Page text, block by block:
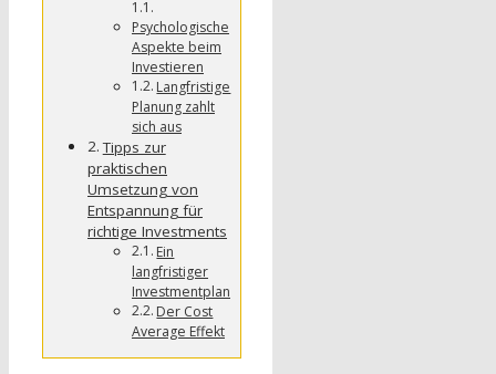
Psychologische
Aspekte beim
Investieren
Langfristige
Planung zahlt
sich aus
Tipps zur
praktischen
Umsetzung von
Entspannung für
richtige Investments
Ein
langfristiger
Investmentplan
Der Cost
Average Effekt